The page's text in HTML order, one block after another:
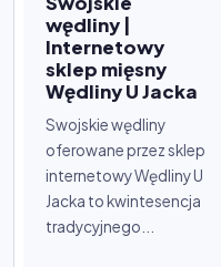
wędliny |
Internetowy
sklep mięsny
Wędliny U Jacka
Swojskie wędliny
oferowane przez sklep
internetowy Wędliny U
Jacka to kwintesencja
tradycyjnego...